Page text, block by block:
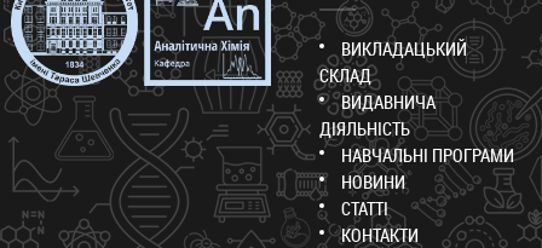
ВИКЛАДАЦЬКИЙ
СКЛАД
ВИДАВНИЧА
ДІЯЛЬНІСТЬ
НАВЧАЛЬНІ ПРОГРАМИ
НОВИНИ
СТАТТІ
КОНТАКТИ